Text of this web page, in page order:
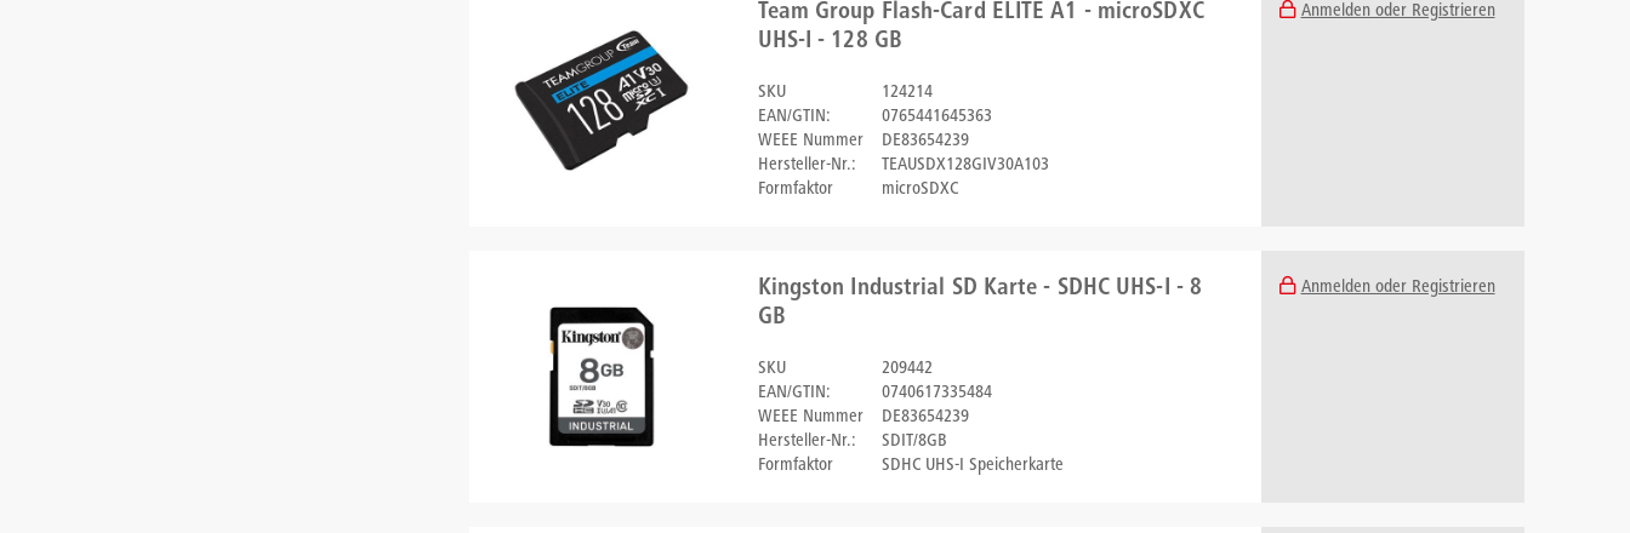
Team Group Flash-Card ELITE A1 - microSDXC
UHS-I - 128 GB
SKU
124214
EAN/GTIN:
0765441645363
WEEE Nummer
DE83654239
Hersteller-Nr.:
TEAUSDX128GIV30A103
Formfaktor
microSDXC
Anmelden oder Registrieren
Kingston Industrial SD Karte - SDHC UHS-I - 8
GB
SKU
209442
EAN/GTIN:
0740617335484
WEEE Nummer
DE83654239
Hersteller-Nr.:
SDIT/8GB
Formfaktor
SDHC UHS-I Speicherkarte
Anmelden oder Registrieren